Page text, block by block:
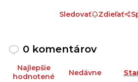
Sledovať Zdieľať
0 komentárov
Najlepšie
hodnotené
Nedávne